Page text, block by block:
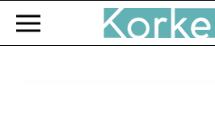
Zum Hauptinhalt springen